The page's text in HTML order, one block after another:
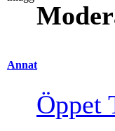
Annat
Öppet